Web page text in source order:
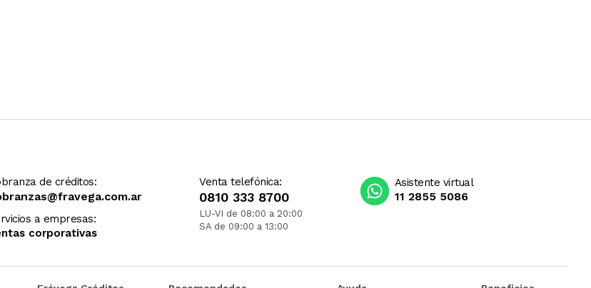
de créditos:
a empresas:
corporativas
Venta telefónica:
0810 333 8700
LU-VI de 08:00 a 20:00
SA de 09:00 a 13:00
Asistente virtual
11 2855 5086